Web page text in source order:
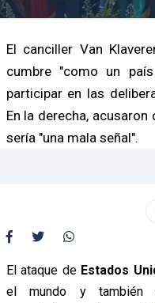
El canciller Van
cumbre "como un
participar en las
En la derecha,
sería "una mala señal".
El ataque de Estados
el mundo y también